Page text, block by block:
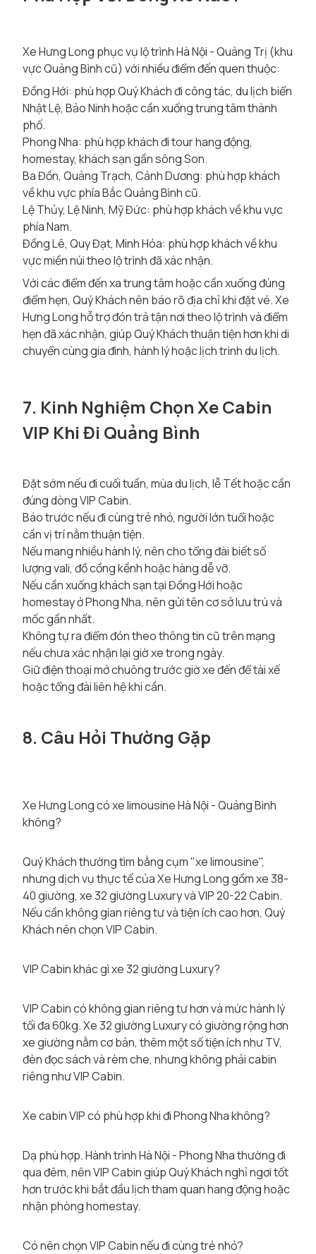
Xe Hưng Long phục vụ lộ trình Hà Nội - Quảng Trị (khu
vực Quảng Bình cũ) với nhiều điểm đến quen thuộc:
Đồng Hới: phù hợp Quý Khách đi công tác, du lịch biển
Nhật Lệ, Bảo Ninh hoặc cần xuống trung tâm thành
phố.
Phong Nha: phù hợp khách đi tour hang động,
homestay, khách sạn gần sông Son.
Ba Đồn, Quảng Trạch, Cảnh Dương: phù hợp khách
về khu vực phía Bắc Quảng Bình cũ.
Lệ Thủy, Lệ Ninh, Mỹ Đức: phù hợp khách về khu vực
phía Nam.
Đồng Lê, Quy Đạt, Minh Hóa: phù hợp khách về khu
vực miền núi theo lộ trình đã xác nhận.
Với các điểm đến xa trung tâm hoặc cần xuống đúng
điểm hẹn, Quý Khách nên báo rõ địa chỉ khi đặt vé. Xe
Hưng Long hỗ trợ đón trả tận nơi theo lộ trình và điểm
hẹn đã xác nhận, giúp Quý Khách thuận tiện hơn khi di
chuyển cùng gia đình, hành lý hoặc lịch trình du lịch.
7. Kinh Nghiệm Chọn Xe Cabin
VIP Khi Đi Quảng Bình
Đặt sớm nếu đi cuối tuần, mùa du lịch, lễ Tết hoặc cần
đúng dòng VIP Cabin.
Báo trước nếu đi cùng trẻ nhỏ, người lớn tuổi hoặc
cần vị trí nằm thuận tiện.
Nếu mang nhiều hành lý, nên cho tổng đài biết số
lượng vali, đồ cồng kềnh hoặc hàng dễ vỡ.
Nếu cần xuống khách sạn tại Đồng Hới hoặc
homestay ở Phong Nha, nên gửi tên cơ sở lưu trú và
mốc gần nhất.
Không tự ra điểm đón theo thông tin cũ trên mạng
nếu chưa xác nhận lại giờ xe trong ngày.
Giữ điện thoại mở chuông trước giờ xe đến để tài xế
hoặc tổng đài liên hệ khi cần.
8. Câu Hỏi Thường Gặp
Xe Hưng Long có xe limousine Hà Nội - Quảng Bình
không?
Quý Khách thường tìm bằng cụm "xe limousine",
nhưng dịch vụ thực tế của Xe Hưng Long gồm xe 38-
40 giường, xe 32 giường Luxury và VIP 20-22 Cabin.
Nếu cần không gian riêng tư và tiện ích cao hơn, Quý
Khách nên chọn VIP Cabin.
VIP Cabin khác gì xe 32 giường Luxury?
VIP Cabin có không gian riêng tư hơn và mức hành lý
tối đa 60kg. Xe 32 giường Luxury có giường rộng hơn
xe giường nằm cơ bản, thêm một số tiện ích như TV,
đèn đọc sách và rèm che, nhưng không phải cabin
riêng như VIP Cabin.
Xe cabin VIP có phù hợp khi đi Phong Nha không?
Dạ phù hợp. Hành trình Hà Nội - Phong Nha thường đi
qua đêm, nên VIP Cabin giúp Quý Khách nghỉ ngơi tốt
hơn trước khi bắt đầu lịch tham quan hang động hoặc
nhận phòng homestay.
Có nên chọn VIP Cabin nếu đi cùng trẻ nhỏ?